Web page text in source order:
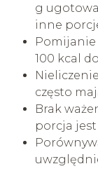
g
inne
Pomijanie
100 kcal
często
Brak
porcja